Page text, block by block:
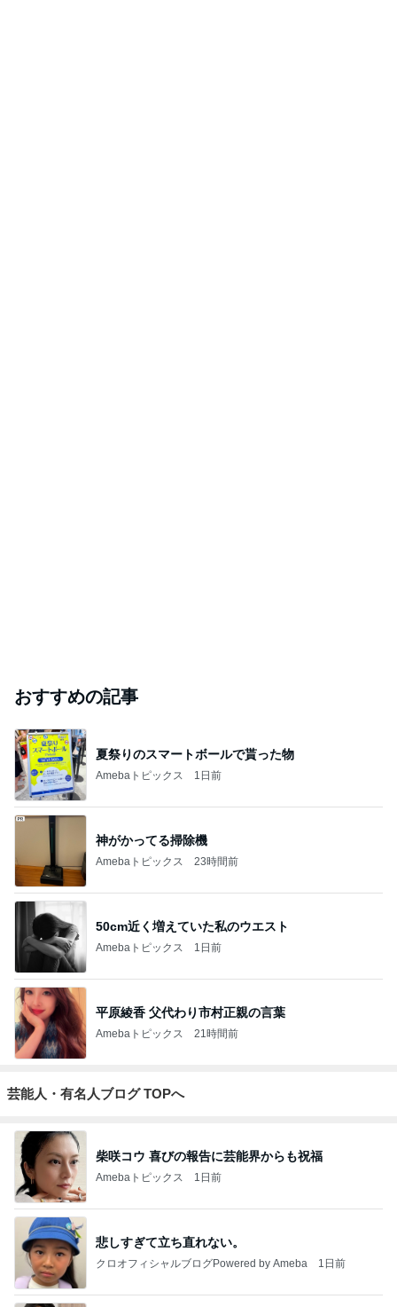
おすすめの記事
夏祭りのスマートボールで貰った物
Amebaトピックス 1日前
神がかってる掃除機
Amebaトピックス 23時間前
50cm近く増えていた私のウエスト
Amebaトピックス 1日前
平原綾香 父代わり市村正親の言葉
Amebaトピックス 21時間前
芸能人・有名人ブログ TOPへ
柴咲コウ 喜びの報告に芸能界からも祝福
Amebaトピックス 1日前
悲しすぎて立ち直れない。
クロオフィシャルブログPowered by Ameba 1日前